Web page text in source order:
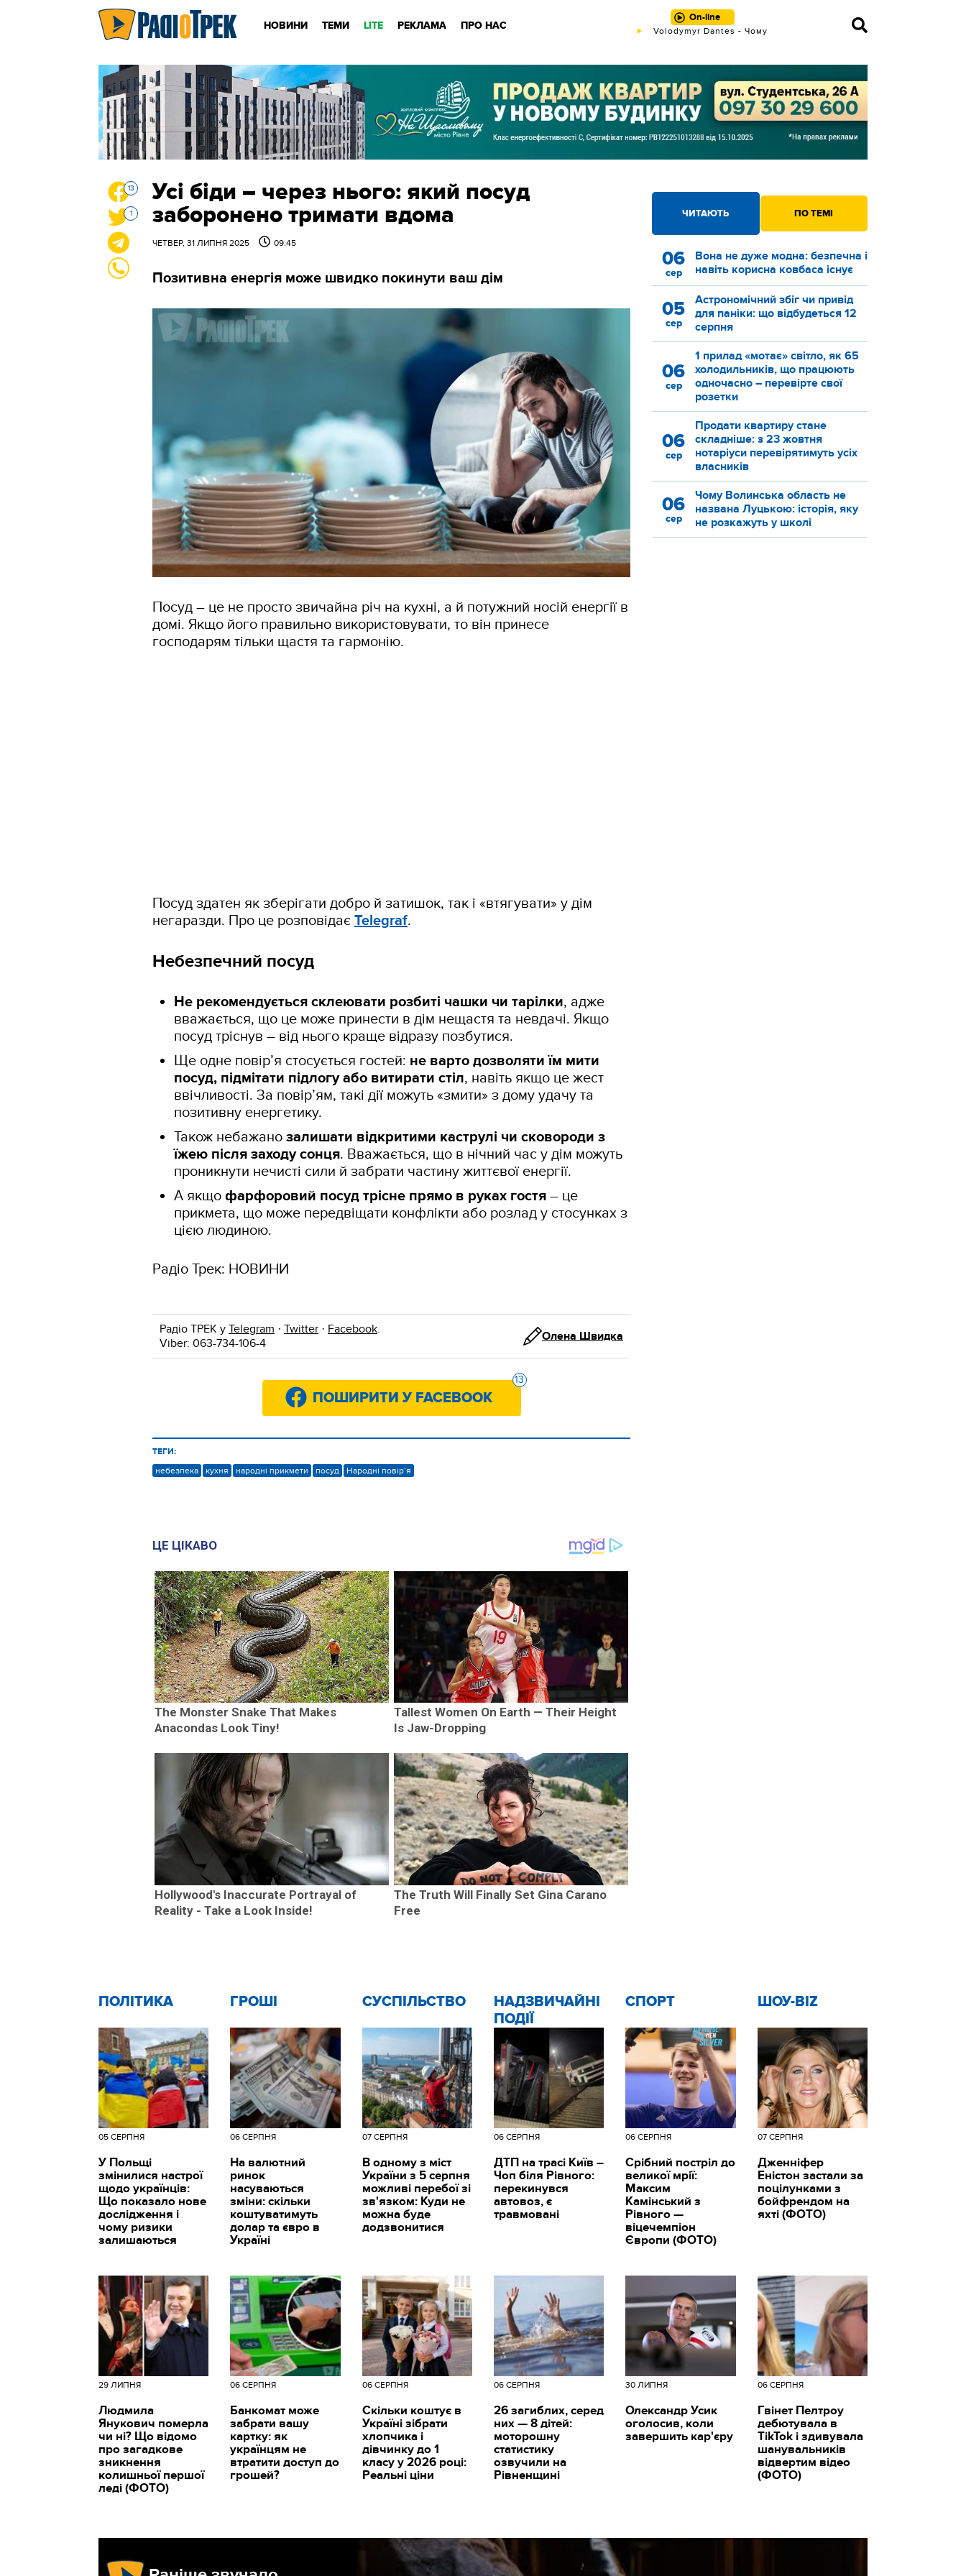
НОВИНИ ТЕМИ LITE РЕКЛАМА ПРО НАС
On-line
Volodymyr Dantes - Чому
13
1
Усі біди – через нього: який посуд
заборонено тримати вдома
ЧЕТВЕР, 31 ЛИПНЯ 2025 09:45
Позитивна енергія може швидко покинути ваш дім
Посуд – це не просто звичайна річ на кухні, а й потужний носій енергії в
домі. Якщо його правильно використовувати, то він принесе
господарям тільки щастя та гармонію.
Посуд здатен як зберігати добро й затишок, так і «втягувати» у дім
негаразди. Про це розповідає Telegraf.
Небезпечний посуд
Не рекомендується склеювати розбиті чашки чи тарілки, адже
вважається, що це може принести в дім нещастя та невдачі. Якщо
посуд тріснув – від нього краще відразу позбутися.
Ще одне повір’я стосується гостей: не варто дозволяти їм мити
посуд, підмітати підлогу або витирати стіл, навіть якщо це жест
ввічливості. За повір’ям, такі дії можуть «змити» з дому удачу та
позитивну енергетику.
Також небажано залишати відкритими каструлі чи сковороди з
їжею після заходу сонця. Вважається, що в нічний час у дім можуть
проникнути нечисті сили й забрати частину життєвої енергії.
А якщо фарфоровий посуд трісне прямо в руках гостя – це
прикмета, що може передвіщати конфлікти або розлад у стосунках з
цією людиною.
Радіо Трек: НОВИНИ
Радіо ТРЕК у Telegram · Twitter · Facebook.
Viber: 063-734-106-4
Олена Швидка
13
ПОШИРИТИ У FACEBOOK
ТЕГИ:
небезпека кухня народні прикмети посуд Народні повір’я
ЧИТАЮТЬ ПО ТЕМІ
06
сер
Вона не дуже модна: безпечна і
навіть корисна ковбаса існує
05
сер
Астрономічний збіг чи привід
для паніки: що відбудеться 12
серпня
06
сер
1 прилад «мотає» світло, як 65
холодильників, що працюють
одночасно – перевірте свої
розетки
06
сер
Продати квартиру стане
складніше: з 23 жовтня
нотаріуси перевірятимуть усіх
власників
06
сер
Чому Волинська область не
названа Луцькою: історія, яку
не розкажуть у школі
ЦЕ ЦІКАВО
The Monster Snake That Makes
Anacondas Look Tiny!
Tallest Women On Earth — Their Height
Is Jaw-Dropping
Hollywood's Inaccurate Portrayal of
Reality - Take a Look Inside!
The Truth Will Finally Set Gina Carano
Free
ПОЛІТИКА
05 СЕРПНЯ
У Польщі
змінилися настрої
щодо українців:
Що показало нове
дослідження і
чому ризики
залишаються
ГРОШІ
06 СЕРПНЯ
На валютний
ринок
насуваються
зміни: скільки
коштуватимуть
долар та євро в
Україні
CУСПІЛЬСТВО
07 СЕРПНЯ
В одному з міст
України з 5 серпня
можливі перебої зі
зв'язком: Куди не
можна буде
додзвонитися
НАДЗВИЧАЙНІ
ПОДІЇ
06 СЕРПНЯ
ДТП на трасі Київ –
Чоп біля Рівного:
перекинувся
автовоз, є
травмовані
СПОРТ
06 СЕРПНЯ
Срібний постріл до
великої мрії:
Максим
Камінський з
Рівного —
віцечемпіон
Європи (ФОТО)
ШОУ-BIZ
07 СЕРПНЯ
Дженніфер
Еністон застали за
поцілунками з
бойфрендом на
яхті (ФОТО)
29 ЛИПНЯ
Людмила
Янукович померла
чи ні? Що відомо
про загадкове
зникнення
колишньої першої
леді (ФОТО)
06 СЕРПНЯ
Банкомат може
забрати вашу
картку: як
українцям не
втратити доступ до
грошей?
06 СЕРПНЯ
Скільки коштує в
Україні зібрати
хлопчика і
дівчинку до 1
класу у 2026 році:
Реальні ціни
06 СЕРПНЯ
26 загиблих, серед
них — 8 дітей:
моторошну
статистику
озвучили на
Рівненщині
30 ЛИПНЯ
Олександр Усик
оголосив, коли
завершить кар'єру
06 СЕРПНЯ
Гвінет Пелтроу
дебютувала в
TikTok і здивувала
шанувальників
відвертим відео
(ФОТО)